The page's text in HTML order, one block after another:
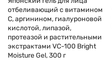
отбеливающий с витамином
С, аргинином, гиалуроновой
кислотой, липазой,
протеазой и растительными
экстрактами VC-100 Bright
Moisture Gel, 300 г